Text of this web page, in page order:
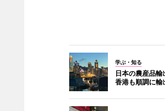
学ぶ・知る
日本の農産品
香港も順調に輸